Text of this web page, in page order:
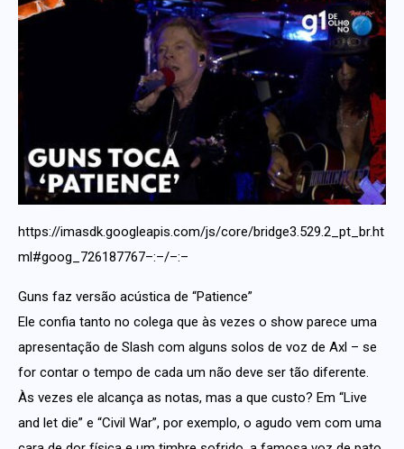
https://imasdk.googleapis.com/js/core/bridge3.529.2_pt_br.ht
ml#goog_726187767–:–/–:–
Guns faz versão acústica de “Patience”
Ele confia tanto no colega que às vezes o show parece uma
apresentação de Slash com alguns solos de voz de Axl – se
for contar o tempo de cada um não deve ser tão diferente.
Às vezes ele alcança as notas, mas a que custo? Em “Live
and let die” e “Civil War”, por exemplo, o agudo vem com uma